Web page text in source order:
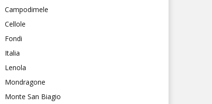
Campodimele
Cellole
Fondi
Italia
Lenola
Mondragone
Monte San Biagio